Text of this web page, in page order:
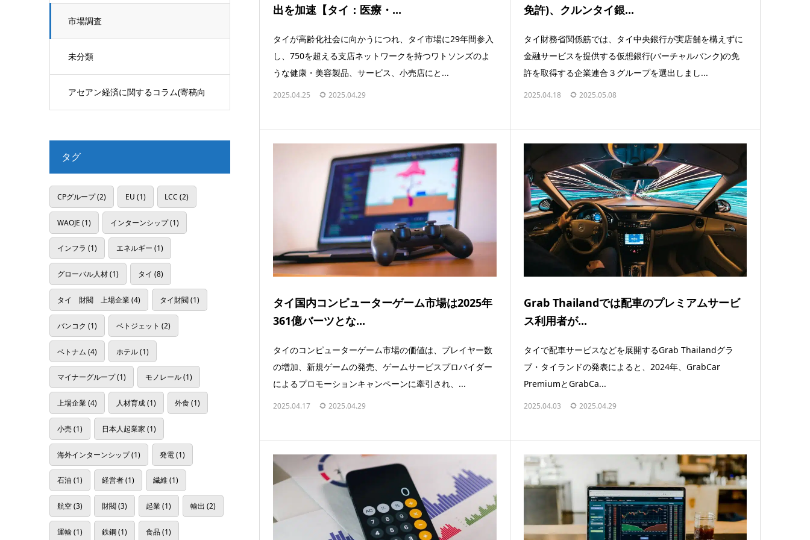
市場調査
未分類
アセアン経済に関するコラム(寄稿向
出を加速【タイ：医療・...
タイが高齢化社会に向かうにつれ、タイ市場に29年間参入
し、750を超える支店ネットワークを持つワトソンズのよ
うな健康・美容製品、サービス、小売店にと...
2025.04.25 2025.04.29
免許)、クルンタイ銀...
タイ財務省関係筋では、タイ中央銀行が実店舗を構えずに
金融サービスを提供する仮想銀行(バーチャルバンク)の免
許を取得する企業連合３グループを選出しまし...
2025.04.18 2025.05.08
タイ国内コンピューターゲーム市場は2025年
361億バーツとな...
タイのコンピューターゲーム市場の価値は、プレイヤー数
の増加、新規ゲームの発売、ゲームサービスプロバイダー
によるプロモーションキャンペーンに牽引され、...
2025.04.17 2025.04.29
Grab Thailandでは配車のプレミアムサービ
ス利用者が...
タイで配車サービスなどを展開するGrab Thailandグラ
ブ・タイランドの発表によると、2024年、GrabCar
PremiumとGrabCa...
2025.04.03 2025.04.29
タグ
CPグループ(2) EU (1) LCC (2)
WAOJE (1) インターンシップ(1)
インフラ (1) エネルギー (1)
グローバル人材(1) タイ (8)
タイ 財閥 上場企業(4) タイ財閥(1)
バンコク (1) ベトジェット (2)
ベトナム (4) ホテル(1)
マイナーグループ(1) モノレール(1)
上場企業(4) 人材育成(1) 外食(1)
小売(1) 日本人起業家 (1)
海外インターンシップ(1) 発電(1)
石油 (1) 経営者(1) 繊維(1)
航空(3) 財閥(3) 起業(1) 輸出 (2)
運輸(1) 鉄鋼(1) 食品(1)